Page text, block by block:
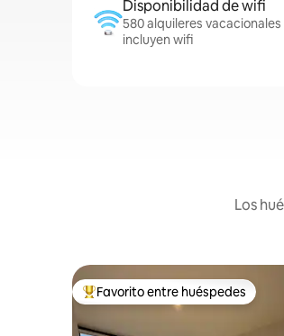
Disponibilidad de wifi
580 alquileres
incluyen wifi
Los
Favorito entre huéspedes preferido
Favorito entre huéspedes